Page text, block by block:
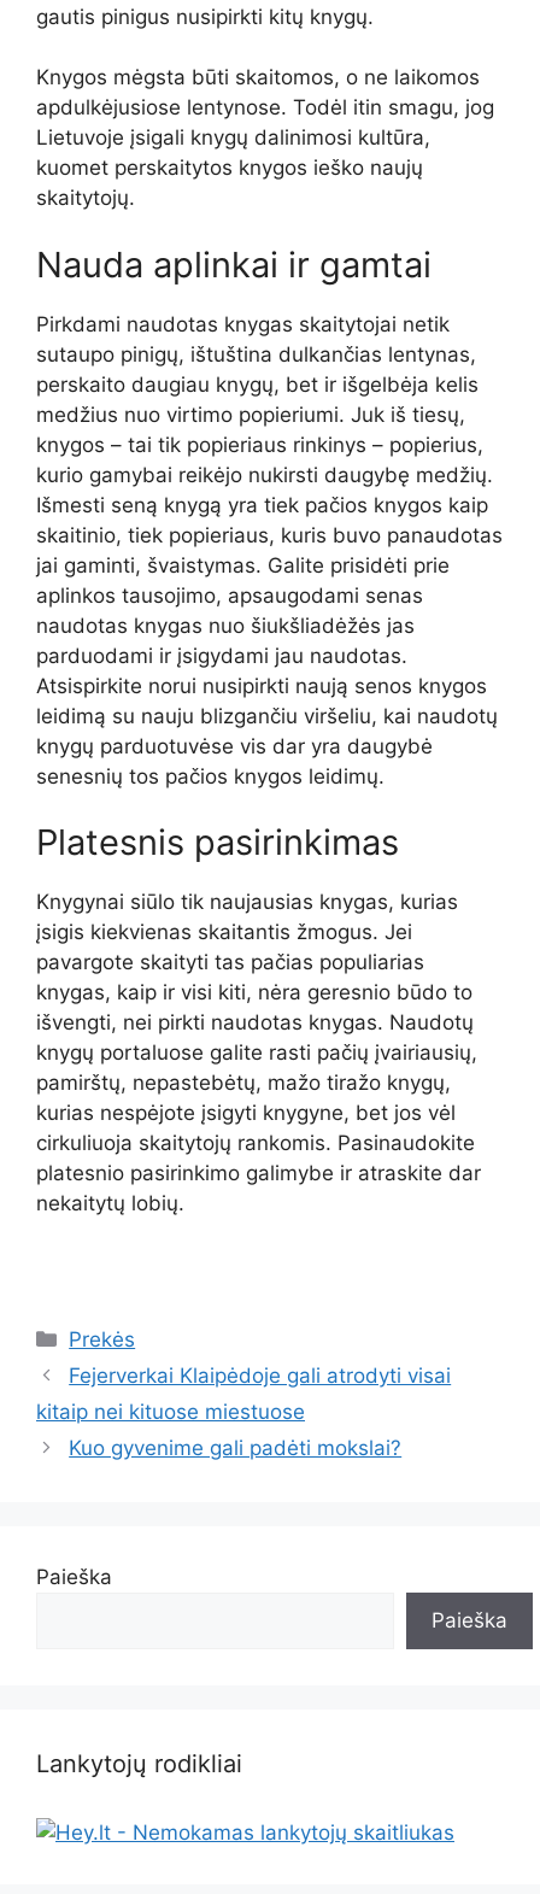
gautis pinigus nusipirkti kitų knygų.
Knygos mėgsta būti skaitomos, o ne laikomos
apdulkėjusiose lentynose. Todėl itin smagu, jog
Lietuvoje įsigali knygų dalinimosi kultūra,
kuomet perskaitytos knygos ieško naujų
skaitytojų.
Nauda aplinkai ir gamtai
Pirkdami naudotas knygas skaitytojai netik
sutaupo pinigų, ištuština dulkančias lentynas,
perskaito daugiau knygų, bet ir išgelbėja kelis
medžius nuo virtimo popieriumi. Juk iš tiesų,
knygos – tai tik popieriaus rinkinys – popierius,
kurio gamybai reikėjo nukirsti daugybę medžių.
Išmesti seną knygą yra tiek pačios knygos kaip
skaitinio, tiek popieriaus, kuris buvo panaudotas
jai gaminti, švaistymas. Galite prisidėti prie
aplinkos tausojimo, apsaugodami senas
naudotas knygas nuo šiukšliadėžės jas
parduodami ir įsigydami jau naudotas.
Atsispirkite norui nusipirkti naują senos knygos
leidimą su nauju blizgančiu viršeliu, kai naudotų
knygų parduotuvėse vis dar yra daugybė
senesnių tos pačios knygos leidimų.
Platesnis pasirinkimas
Knygynai siūlo tik naujausias knygas, kurias
įsigis kiekvienas skaitantis žmogus. Jei
pavargote skaityti tas pačias populiarias
knygas, kaip ir visi kiti, nėra geresnio būdo to
išvengti, nei pirkti naudotas knygas. Naudotų
knygų portaluose galite rasti pačių įvairiausių,
pamirštų, nepastebėtų, mažo tiražo knygų,
kurias nespėjote įsigyti knygyne, bet jos vėl
cirkuliuoja skaitytojų rankomis. Pasinaudokite
platesnio pasirinkimo galimybe ir atraskite dar
nekaitytų lobių.
Kategorijos
Prekės
Fejerverkai Klaipėdoje gali atrodyti visai
kitaip nei kituose miestuose
Kuo gyvenime gali padėti mokslai?
Paieška
Paieška
Lankytojų rodikliai